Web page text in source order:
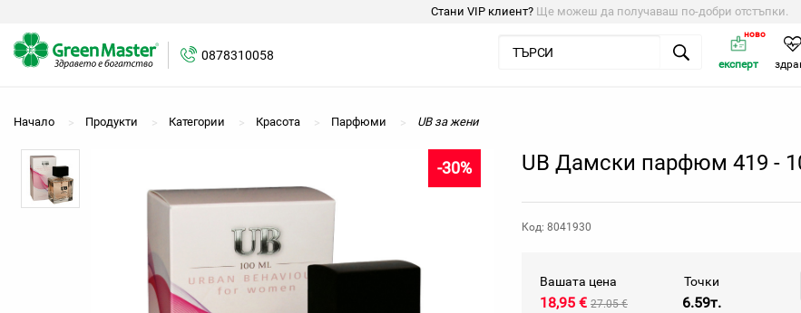
Стани VIP клиент? Ще можеш да получаваш по-добри отстъпки.
0878310058
експерт
ново
Начало Продукти Категории Красота Парфюми UB за жени
-30% UB Дамски парфюм 419 -
Код: 8041930
Вашата цена
18,95 € 27.05 €
Точки
6.59т.